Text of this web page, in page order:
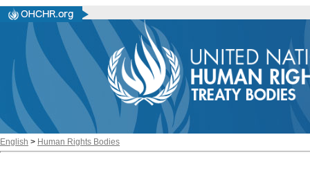
English > Human Rights Bodies